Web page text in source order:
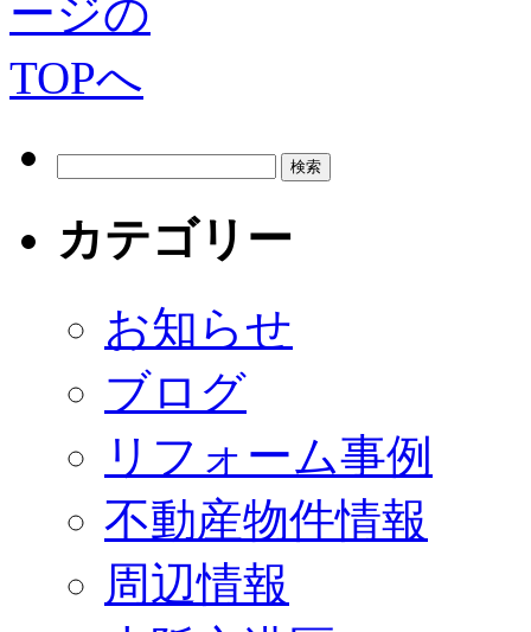
カテゴリー
お知らせ
ブログ
リフォーム事例
不動産物件情報
周辺情報